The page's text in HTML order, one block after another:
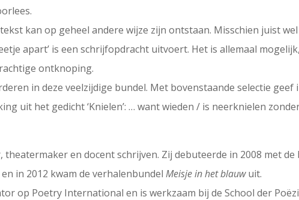
kan op geheel andere wijze zijn ontstaan. Misschien juist
apart’ is een schrijfopdracht uitvoert. Het is allemaal
ontknoping.
in deze veelzijdige bundel. Met bovenstaande selectie
uit het gedicht ‘Knielen’: … want wieden / is neerknielen
theatermaker en docent schrijven. Zij debuteerde in 2008 met de
en in 2012 kwam de verhalenbundelMeisje in het blauwuit.
op Poetry International en is werkzaam bij de School der